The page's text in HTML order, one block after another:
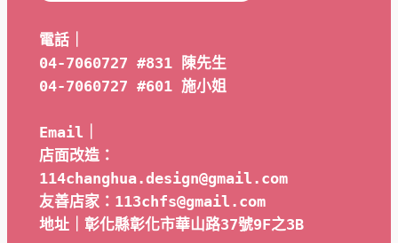
電話｜
04-7060727 #831 陳先生
04-7060727 #601 施小姐
Email｜
店面改造：
114changhua.design@gmail.com
友善店家：113chfs@gmail.com
地址｜彰化縣彰化市華山路37號9F之3B